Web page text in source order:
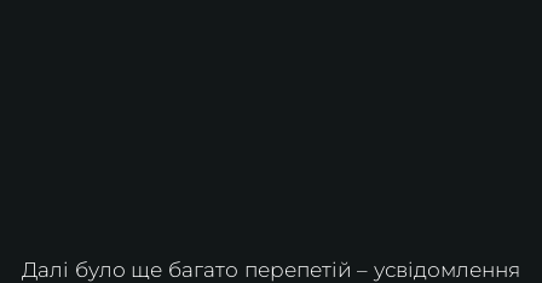
Далі було ще багато перепетій – усвідомлення